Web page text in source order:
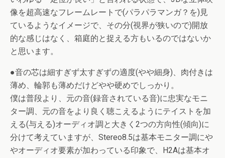
像を超高速なフレームレートで(パラパラマンガ？を)見
ているようなイメージで、その分(視界が狭いので)開放
的な感じはなく、箱庭的と捉える方もいるのではないか
と思います。
●音の芯は細すぎず太すぎずの適度(やや細身)、肉付きは
薄め、輪郭も薄めだけどやや硬めでしっかり。
僕は普段より、元の音(録音されている音)に忠実なモニ
ター調、元の音をより良く聴こえるようにテイストを加
える(与える)オーディオ調と大きく2つの方向性(傾向)に
分けて考えていますが、Stereo8.5は基本モニター調にや
やオーディオ要素が加わっている印象で、H2Aは基本オ